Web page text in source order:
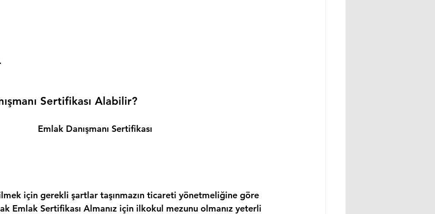
Sertifikası Alabilir?
Emlak Danışmanı Sertifikası
için gerekli şartlar taşınmazın ticareti yönetmeliğine göre
Emlak Sertifikası Almanız için ilkokul mezunu olmanız yeterli